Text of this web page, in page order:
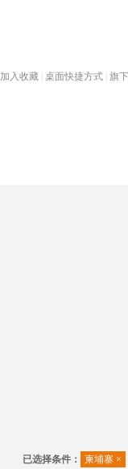
加入收藏 桌面快捷方式 旗
已选择条件： 柬埔寨 ×